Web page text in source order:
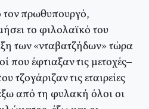
πρωθυπουργό,
το φιλολαϊκό του
των «νταβατζήδων» τώρα
που έφτιαξαν τις μετοχές–
τζογάριζαν τις εταιρείες
από τη φυλακή όλοι οι